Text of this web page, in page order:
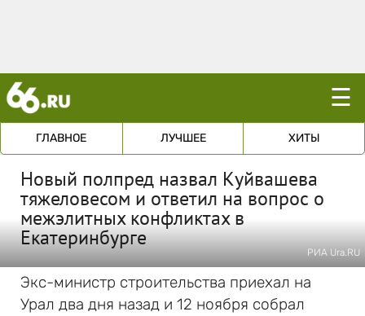
☰
ГЛАВНОЕ ЛУЧШЕЕ ХИТЫ
Новый полпред назвал Куйвашева
тяжеловесом и ответил на вопрос о
межэлитных конфликтах в
Екатеринбурге
РИА Ura.RU
Экс-министр строительства приехал на
Урал два дня назад и 12 ноября собрал